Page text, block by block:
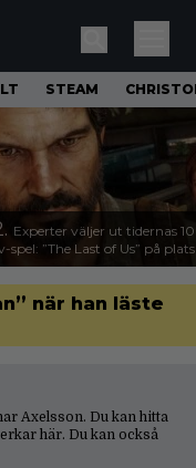
STEAM
Experter väljer ut tidernas
spel: ”The Last of Us” på
när han läste
Axelsson. Du kan hitta
här. Du kan också